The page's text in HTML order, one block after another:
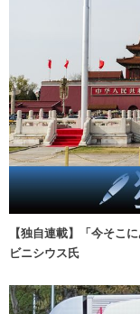
【独自連載】「今そこ
ビニシウス氏